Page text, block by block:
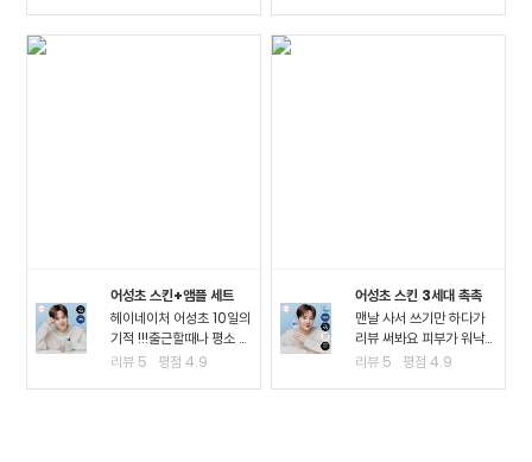
어성초 스킨+앰플 세트
헤이네이처 어성초 10일의
기적 !!!출근할때나 평소 밖
에서 다닐때도 계속 마스
리뷰 5 평점4.9
어성초 스킨 3세대 촉촉
맨날 사서 쓰기만 하다가
리뷰 써봐요 피부가 워낙
여드*성 피부고 툭하면 이
리뷰 5 평점4.9